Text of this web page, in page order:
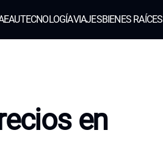
EAUTECNOLOGÍAVIAJESBIENES RAÍCES
en